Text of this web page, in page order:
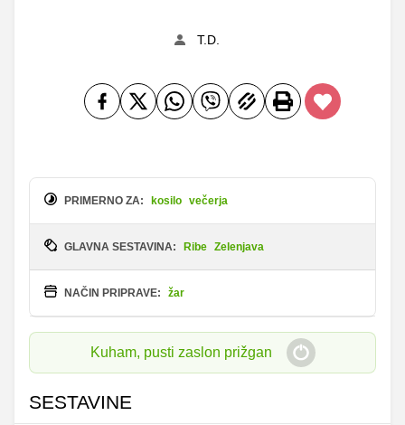
T.D.
PRIMERNO ZA: kosilo večerja
GLAVNA SESTAVINA: Ribe Zelenjava
NAČIN PRIPRAVE: žar
Kuham, pusti zaslon prižgan
SESTAVINE